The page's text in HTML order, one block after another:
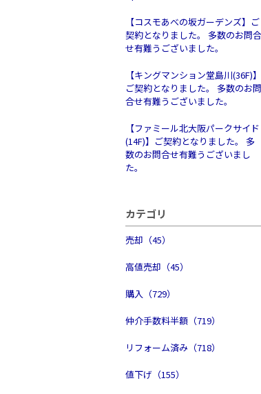
【コスモあべの坂ガーデンズ】ご
契約となりました。 多数のお問合
せ有難うございました。
【キングマンション堂島川(36F)】
ご契約となりました。 多数のお問
合せ有難うございました。
【ファミール北大阪パークサイド
(14F)】ご契約となりました。 多
数のお問合せ有難うございまし
た。
カテゴリ
売却（45）
高値売却（45）
購入（729）
仲介手数料半額（719）
リフォーム済み（718）
値下げ（155）